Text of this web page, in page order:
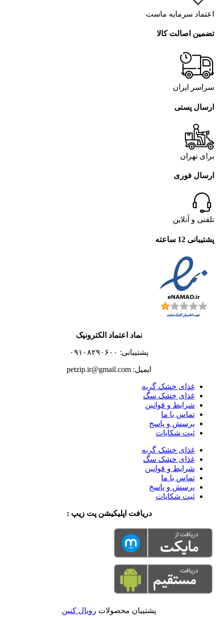
اعتماد سرمایه ماست
تضمین اصالت کالا
سراسر ایران
ارسال پستی
برای تهران
ارسال فوری
تلفنی و آنلاین
پشتیبانی 12 ساعته
نماد اعتماد الکترونیک
پشتیبانی: ۰۹۱۰۸۲۹۰۶۰۰
ایمیل: petzip.ir@gmail.com
غذای خشک گربه
غذای خشک سگ
شرایط و قوانین
تماس با ما
پرسش و پاسخ
ثبت شکایات
غذای خشک گربه
غذای خشک سگ
شرایط و قوانین
تماس با ما
پرسش و پاسخ
ثبت شکایات
دریافت اپلیکیشن پت زیپ :
پشتیبان محصولات رویال کنین